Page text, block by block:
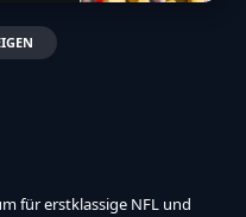
für erstklassige NFL und